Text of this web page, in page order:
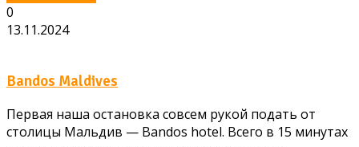
0
13.11.2024
Bandos Maldives
Первая наша остановка совсем рукой подать от
столицы Мальдив — Bandos hotel. Всего в 15 минутах